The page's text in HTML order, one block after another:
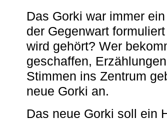
Das Gorki war immer
der Gegenwart
wird gehört? Wer
geschaffen,
Stimmen ins Zentrum
neue Gorki an.
Das neue Gorki soll ein